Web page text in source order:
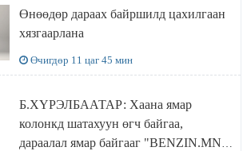
Өнөөдөр дараах байршилд цахилгаан
хязгаарлана
Өчигдөр 11 цаг 45 мин
Б.ХҮРЭЛБААТАР: Хаана ямар
колонкд шатахуун өгч байгаа,
дараалал ямар байгааг "BENZIN.MN”